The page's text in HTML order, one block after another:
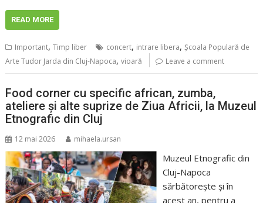
READ MORE
Important,Timp liber concert, intrare libera,Școala Populară de
Arte Tudor Jarda din Cluj-Napoca,vioară Leave a comment
Food corner cu specific african, zumba,
ateliere și alte suprize de Ziua Africii, la Muzeul
Etnografic din Cluj
12 mai 2026 mihaela.ursan
Muzeul Etnografic din
Cluj-Napoca
sărbătorește și în
acest an, pentru a